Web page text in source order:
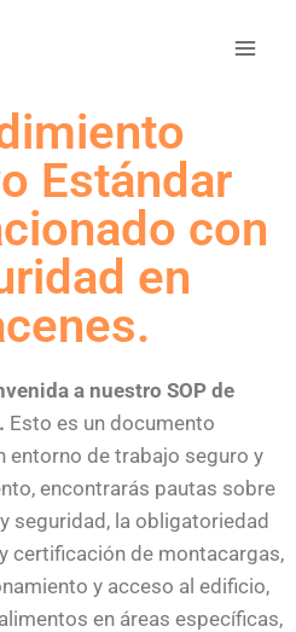
Estándar
con
en
a nuestro SOP de
Esto es un documento
entorno de trabajo seguro y
encontrarás pautas sobre
seguridad, la obligatoriedad
certificación de montacargas,
y acceso al edificio,
en áreas específicas,